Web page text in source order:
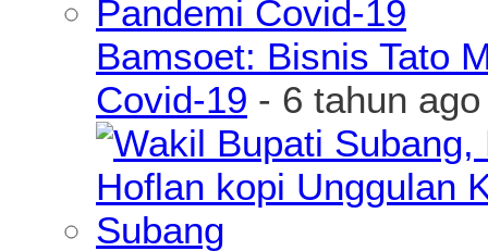
Bamsoet: Bisnis Tato
Covid-19 - 6 tahun ago